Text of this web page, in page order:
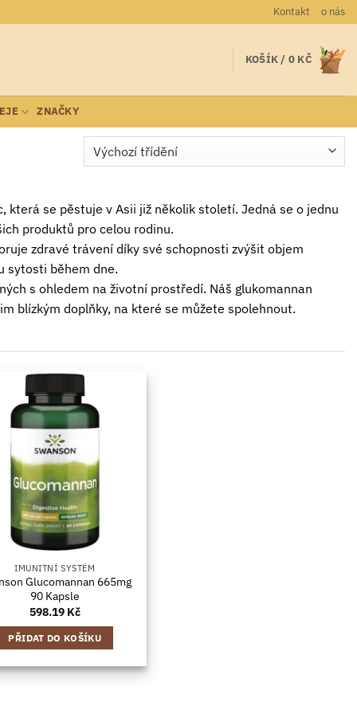
Kontakt o nás
KOŠÍK / 0 KČ
ZNAČKY
se pěstuje v Asii již několik století. Jedná se o jednu
produktů pro celou rodinu.
zdravé trávení díky své schopnosti zvýšit objem
sytosti během dne.
s ohledem na životní prostředí. Náš glukomannan
blízkým doplňky, na které se můžete spolehnout.
IMUNITNÍ SYSTÉM
Glucomannan 665mg
90 Kapsle
598.19 Kč
PŘIDAT DO KOŠÍKU